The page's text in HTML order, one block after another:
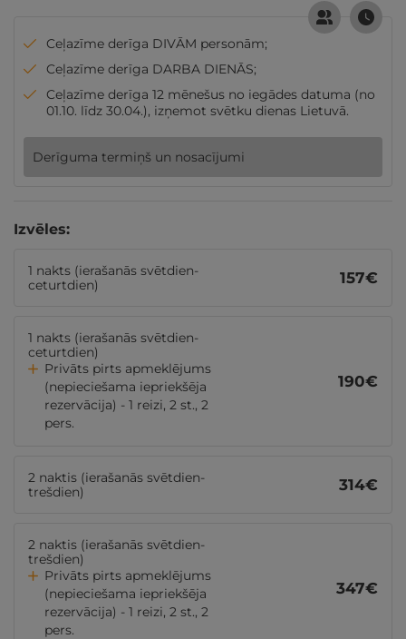
Ceļazīme derīga DIVĀM personām;
Ceļazīme derīga DARBA DIENĀS;
Ceļazīme derīga 12 mēnešus no iegādes datuma (no
01.10. līdz 30.04.), izņemot svētku dienas Lietuvā.
Derīguma termiņš un nosacījumi
Izvēles:
1 nakts (ierašanās svētdien-
ceturtdien)
157€
1 nakts (ierašanās svētdien-
ceturtdien)
Privāts pirts apmeklējums
(nepieciešama iepriekšēja
rezervācija) - 1 reizi, 2 st., 2
pers.
190€
2 naktis (ierašanās svētdien-
trešdien)
314€
2 naktis (ierašanās svētdien-
trešdien)
Privāts pirts apmeklējums
(nepieciešama iepriekšēja
rezervācija) - 1 reizi, 2 st., 2
pers.
347€